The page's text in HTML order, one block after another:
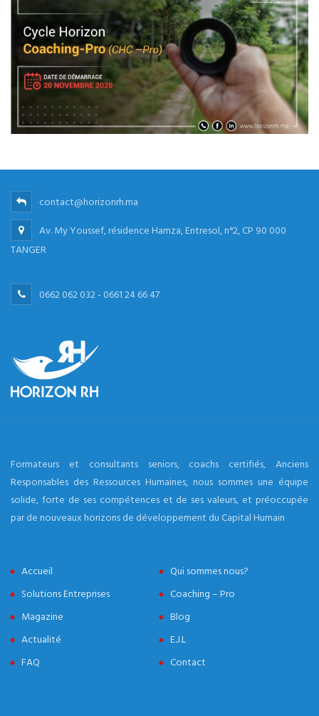
contact@horizonrh.ma
Av. My Youssef, résidence Hamza, Entresol, n°2, CP 90 000
TANGER
0662 062 032 - 0661 24 66 47
Formateurs et consultants seniors, coachs certifiés, Anciens
Responsables des Ressources Humaines, nous sommes une équipe
solide, forte de ses compétences et de ses valeurs, et préoccupée
par de nouveaux horizons de développement du Capital Humain
Accueil
Qui sommes nous?
Solutions Entreprises
Coaching – Pro
Magazine
Blog
Actualité
E.J.L
FAQ
Contact